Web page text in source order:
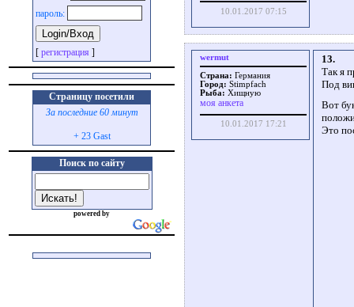
пароль:
[ регистрация ]
Страницу посетили
За последние 60 минут
+ 23 Gast
Поиск по сайту
powered by
10.01.2017 07:15
wermut
Страна: Германия
Город: Stimpfach
Рыба: Хищную
моя анкета
10.01.2017 17:21
13.
Так я
Под
Вот
Это